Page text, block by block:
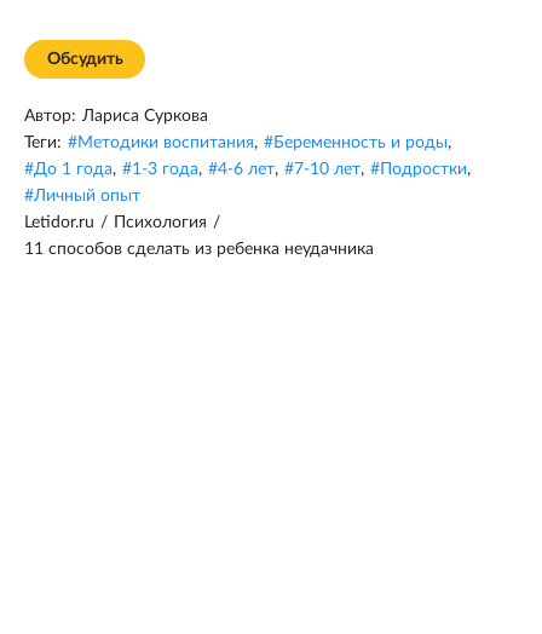
Обсудить
Автор: Лариса Суркова
Теги: #Методики воспитания, #Беременность и роды,
#До 1 года, #1-3 года, #4-6 лет, #7-10 лет, # Подростки,
#Личный опыт
Letidor.ru / Психология /
11 способов сделать из ребенка неудачника